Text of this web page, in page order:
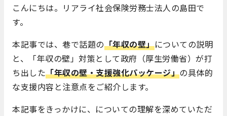
こんにちは。リアライ社会保険労務士法人の島田で
す。
本記事では、巷で話題の「年収の壁」についての説明
と、「年収の壁」対策として政府（厚生労働省）が打
ち出した「年収の壁・支援強化パッケージ」の具体的
な支援内容と注意点をご紹介します。
本記事をきっかけに、についての理解を深めていただ